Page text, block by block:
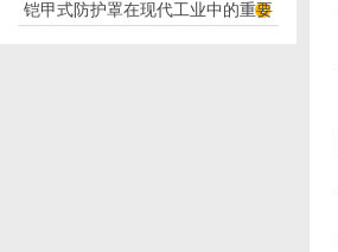
应用
铠甲式防护罩在现代工业中的重要